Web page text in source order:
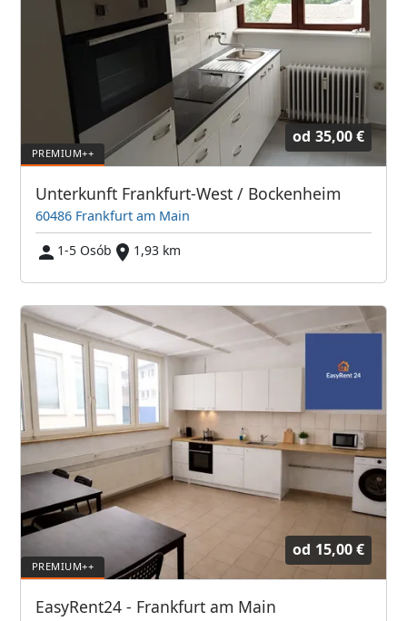
od 35,00 €
Unterkunft Frankfurt-West / Bockenheim
60486 Frankfurt am Main
1-5 Osób
1,93 km
od 15,00 €
EasyRent24 - Frankfurt am Main